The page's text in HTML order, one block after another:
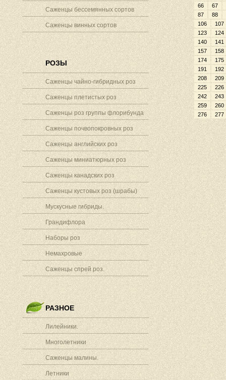
Саженцы бессемянных сортов
Саженцы винных сортов
РОЗЫ
Саженцы чайно-гибридных роз
Саженцы плетистых роз
Саженцы роз группы флорибунда
Саженцы почвопокровных роз
Саженцы английских роз
Саженцы миниатюрных роз
Саженцы канадских роз
Саженцы кустовых роз (шрабы)
Мускусные гибриды.
Грандифлора
Наборы роз
Немахровые
Саженцы спрей роз.
РАЗНОЕ
Лилейники.
Многолетники
Саженцы малины.
Летники
66
67
87
88
106
107
123
124
140
141
157
158
174
175
191
192
208
209
225
226
242
243
259
260
276
277